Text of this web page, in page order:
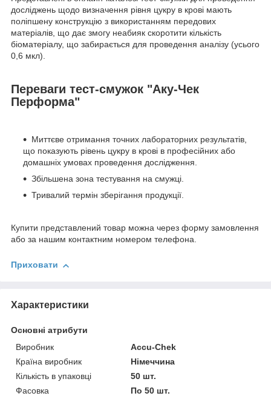
досліджень щодо визначення рівня цукру в крові мають
поліпшену конструкцію з використанням передових
матеріалів, що дає змогу неабияк скоротити кількість
біоматеріалу, що забирається для проведення аналізу (усього
0,6 мкл).
Переваги тест-смужок "Аку-Чек
Перформа"
Миттєве отримання точних лабораторних результатів,
що показують рівень цукру в крові в професійних або
домашніх умовах проведення дослідження.
Збільшена зона тестування на смужці.
Тривалий термін зберігання продукції.
Купити представлений товар можна через форму замовлення
або за нашим контактним номером телефона.
Приховати
Характеристики
Основні атрибути
Виробник
Accu-Chek
Країна виробник
Німеччина
Кількість в упаковці
50 шт.
Фасовка
По 50 шт.